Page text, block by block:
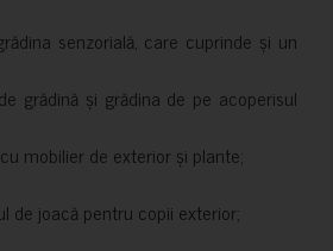
senzorială, care cuprinde și un
grădină și grădina de pe acoperisul
mobilier de exterior și plante;
de joacă pentru copii exterior;